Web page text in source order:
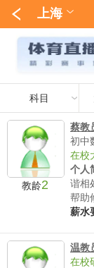
上海
科目
教龄2
蔡教
初中
在校
个人
谐相
帮助
薪水
温教
在校